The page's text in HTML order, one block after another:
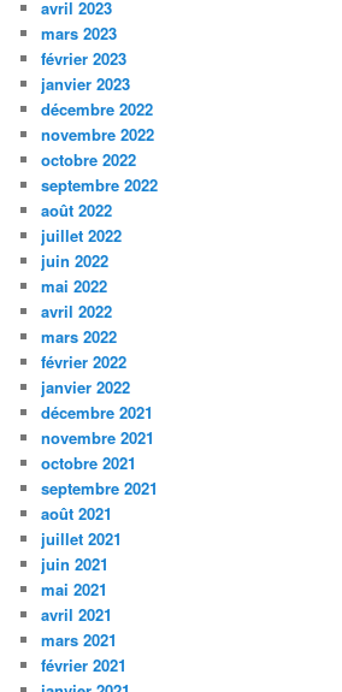
avril 2023
mars 2023
février 2023
janvier 2023
décembre 2022
novembre 2022
octobre 2022
septembre 2022
août 2022
juillet 2022
juin 2022
mai 2022
avril 2022
mars 2022
février 2022
janvier 2022
décembre 2021
novembre 2021
octobre 2021
septembre 2021
août 2021
juillet 2021
juin 2021
mai 2021
avril 2021
mars 2021
février 2021